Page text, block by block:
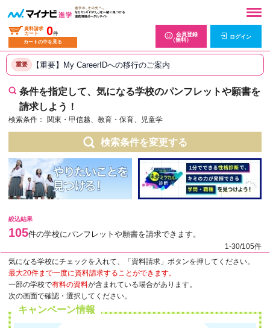
資料請求
カート
0件
カートの中を見る
会員登録
（無料）
ログイン
重要 【重要】My CareerIDへの移行のご案内
条件を指定して、気になる学校のパンフレットや願書を
請求しよう！
検索条件： 関東・甲信越、教育・保育、児童学
検索条件を変更する
絞込結果
105件の学校にパンフレットや願書を請求できます。
1-30/105件
気になる学校にチェックを入れて、「資料請求」ボタンを押してください。
最大20件まで一度に資料請求することができます。
一部の学校で有料の資料が含まれている場合があります。
次の画面で確認・選択してください。
キャンペーン情報